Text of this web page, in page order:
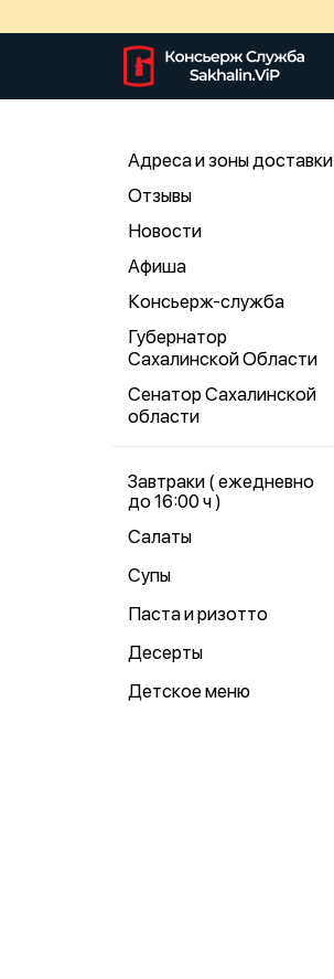
Адреса и зоны доставки
Отзывы
Новости
Афиша
Консьерж-служба
Губернатор
Сахалинской Области
Сенатор Сахалинской
области
Завтраки ( ежедневно
до 16:00 ч )
Салаты
Супы
Паста и ризотто
Десерты
Детское меню